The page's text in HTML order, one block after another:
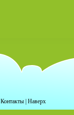
Контакты| Наверх